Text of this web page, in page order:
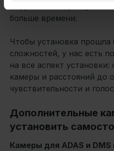
больше времени.
Чтобы установка прошла
сложностей, у нас есть
на все аспект
камеры и расстояний до
чувствительности и
Дополнительные
установить
Камеры для ADAS и